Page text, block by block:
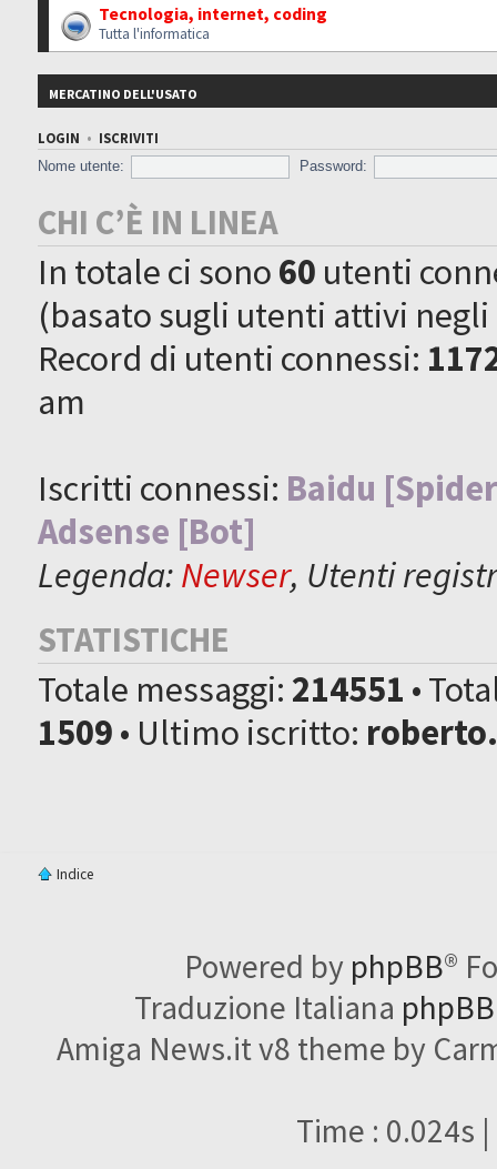
Tecnologia, internet, coding
Tutta l'informatica
MERCATINO DELL'USATO
LOGIN • ISCRIVITI
Nome utente:
Password:
CHI C’È IN LINEA
In totale ci sono60 utenti
(basato sugli utenti attivi
Record di utenti connessi:
am
Iscritti connessi: Baidu
Adsense [Bot]
Legenda:Newser, Utenti
STATISTICHE
Totale messaggi: 214551 •
1509• Ultimo iscritto:
Indice
Powered by phpBB®
Traduzione Italiana
Amiga News.it v8 theme by
Time : 0.024s